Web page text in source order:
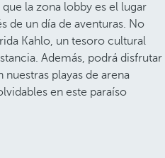
la zona lobby es el lugar
de un día de aventuras. No
Kahlo, un tesoro cultural
Además, podrá disfrutar
playas de arena
en este paraíso